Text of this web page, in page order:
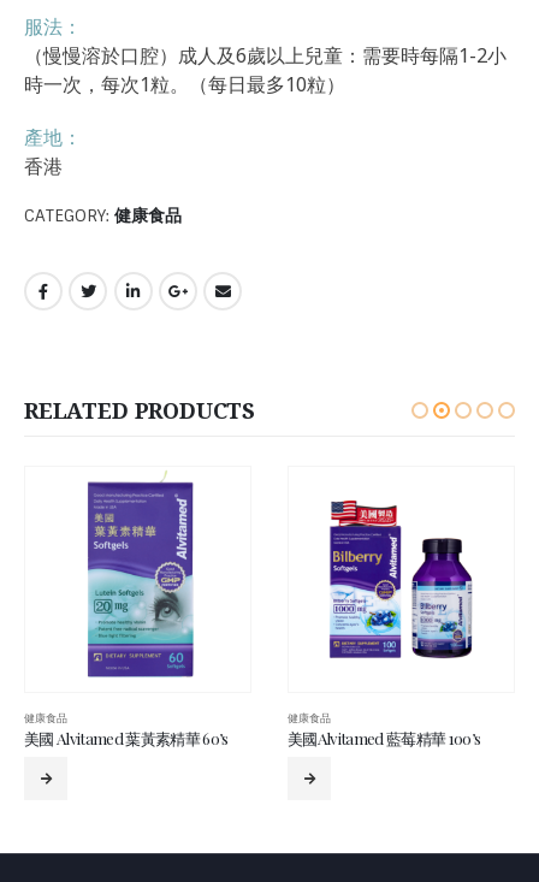
服法：
（慢慢溶於口腔）成人及6歲以上兒童：需要時每隔1-2小
時一次，每次1粒。（每日最多10粒）
產地：
香港
CATEGORY: 健康食品
RELATED PRODUCTS
健康食品
美國 Alvitamed 葉黃素精華 60’s
健康食品
美國Alvitamed 藍莓精華 100’s